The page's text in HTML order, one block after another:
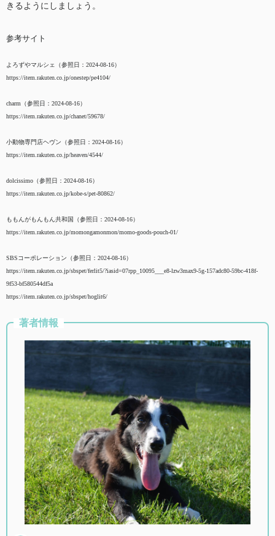
きるようにしましょう。
参考サイト
よろずやマルシェ（参照日：2024-08-16）
https://item.rakuten.co.jp/onestep/pe4104/
charm（参照日：2024-08-16）
https://item.rakuten.co.jp/chanet/59678/
小動物専門店ヘヴン（参照日：2024-08-16）
https://item.rakuten.co.jp/heaven/4544/
dolcissimo（参照日：2024-08-16）
https://item.rakuten.co.jp/kobe-s/pet-80862/
ももんがもんもん共和国（参照日：2024-08-16）
https://item.rakuten.co.jp/momongamonmon/momo-goods-pouch-01/
SBSコーポレーション（参照日：2024-08-16）
https://item.rakuten.co.jp/sbspet/ferlit5/?iasid=07rpp_10095___e8-lzw3max9-5g-157adc80-59bc-418f-
9f53-bf580544df5a
https://item.rakuten.co.jp/sbspet/hoglit6/
著者情報